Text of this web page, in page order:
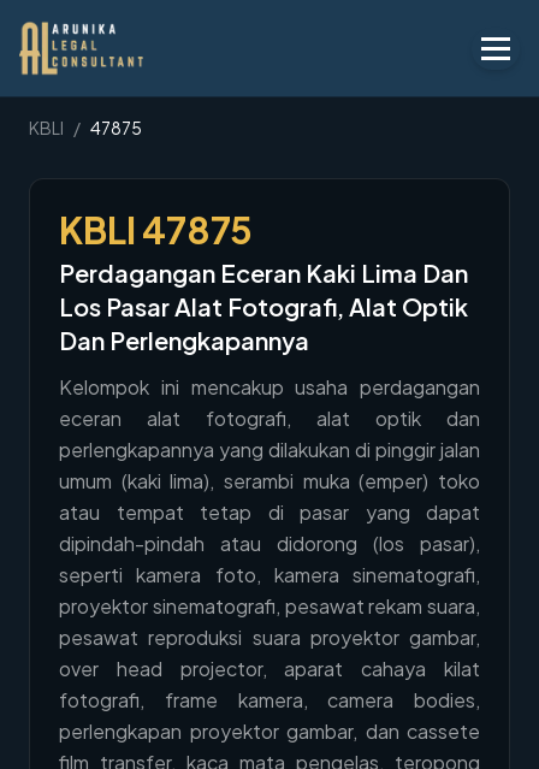
Layanan
Peraturan
KBLI
Tentang
Kontak
Penawaran
Blog
Legal AI
Hubungi Kami→
Member Area
KBLI / 47875
KBLI 47875
Perdagangan Eceran Kaki Lima Dan
Los Pasar Alat Fotografi, Alat Optik
Dan Perlengkapannya
Kelompok ini mencakup usaha perdagangan
eceran alat fotografi, alat optik dan
perlengkapannya yang dilakukan di pinggir jalan
umum (kaki lima), serambi muka (emper) toko
atau tempat tetap di pasar yang dapat
dipindah-pindah atau didorong (los pasar),
seperti kamera foto, kamera sinematografi,
proyektor sinematografi, pesawat rekam suara,
pesawat reproduksi suara proyektor gambar,
over head projector, aparat cahaya kilat
fotografi, frame kamera, camera bodies,
perlengkapan proyektor gambar, dan cassete
film transfer, kaca mata pengelas, teropong